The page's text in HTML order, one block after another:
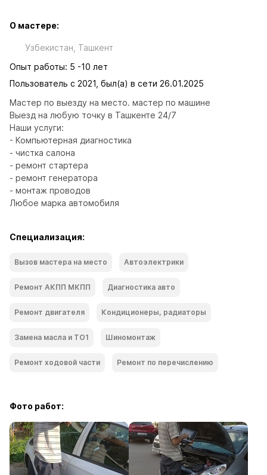
О мастере:
Узбекистан, Ташкент
Опыт работы: 5 -10 лет
Пользователь с 2021, был(а) в сети 26.01.2025
Мастер по выезду на место. мастер по машине
Выезд на любую точку в Ташкенте 24/7
Наши услуги:
- Компьютерная диагностика
- чистка салона
- ремонт стартера
- ремонт генератора
- монтаж проводов
Любое марка автомобиля
Специализация:
Вызов мастера на место Автоэлектрики
Ремонт АКПП МКПП Диагностика авто
Ремонт двигателя Кондиционеры, радиаторы
Замена масла и ТО1 Шиномонтаж
Ремонт ходoвой части Ремонт по перечислению
Фото работ: